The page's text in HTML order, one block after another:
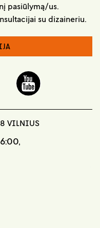
pasiūlymą/us.
su dizaineriu.
VILNIUS